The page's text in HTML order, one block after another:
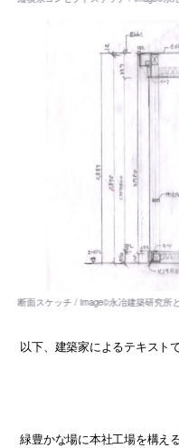
以下、建築家によるテキストで
緑豊かな場に本社工場を構え